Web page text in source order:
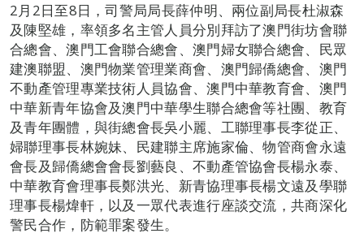
2月2日至8日，司警局局長薛仲明、兩位副局長杜淑森
及陳堅雄，率領多名主管人員分別拜訪了澳門街坊會聯
合總會、澳門工會聯合總會、澳門婦女聯合總會、民眾
建澳聯盟、澳門物業管理業商會、澳門歸僑總會、澳門
不動產管理專業技術人員協會、澳門中華教育會、澳門
中華新青年協會及澳門中華學生聯合總會等社團、教育
及青年團體，與街總會長吳小麗、工聯理事長李從正、
婦聯理事長林婉妹、民建聯主席施家倫、物管商會永遠
會長及歸僑總會會長劉藝良、不動產管協會長楊永泰、
中華教育會理事長鄭洪光、新青協理事長楊文遠及學聯
理事長楊煒軒，以及一眾代表進行座談交流，共商深化
警民合作，防範罪案發生。